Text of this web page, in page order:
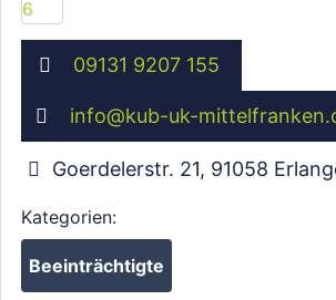
09131 9207 155
info@kub-uk-
Goerdelerstr. 21, 91058
Kategorien:
Beeinträchtigte